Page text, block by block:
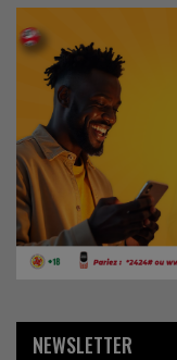
NEWSLETTER